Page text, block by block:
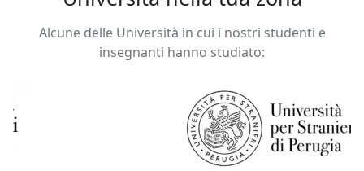
Alcune delle Università in cui i nostri studenti e
insegnanti hanno studiato: